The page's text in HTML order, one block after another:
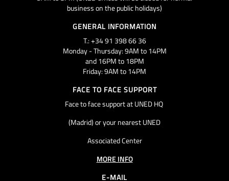
business on the public holidays)
GENERAL INFORMATION
T.: +34 91 398 66 36
Monday - Thursday: 9AM to 14PM
and 16PM to 18PM
Friday: 9AM to 14PM
FACE TO FACE SUPPORT
Face to face support at UNED HQ
(Madrid) or your nearest UNED
Associated Center
MORE INFO
E-MAIL